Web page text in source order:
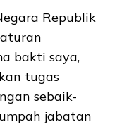
Republik
bakti saya,
tugas
sebaik-
jabatan